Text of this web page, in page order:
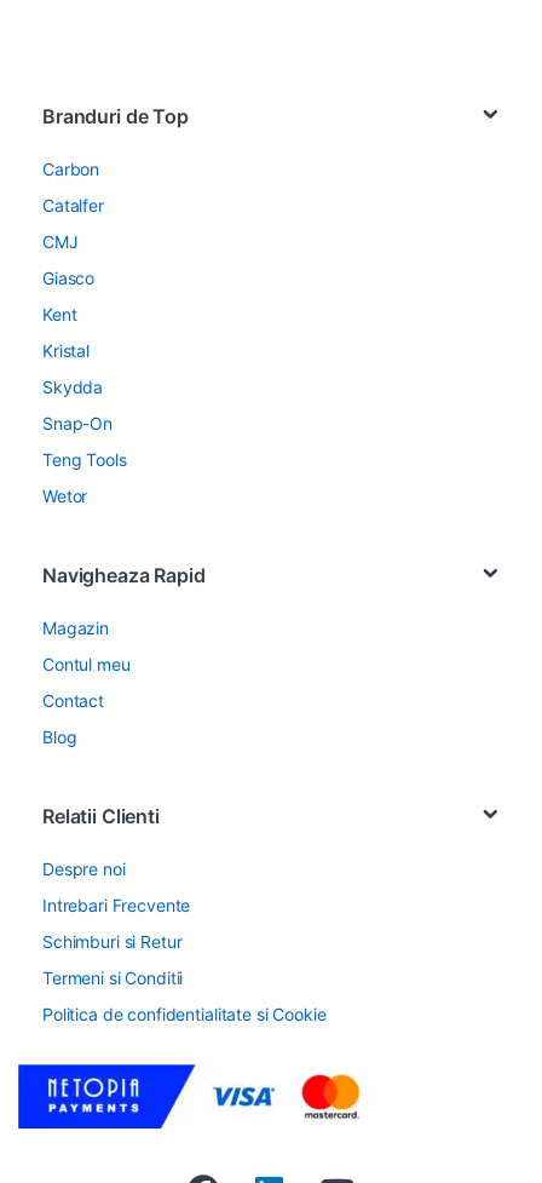
Branduri de Top
Carbon
Catalfer
CMJ
Giasco
Kent
Kristal
Skydda
Snap-On
Teng Tools
Wetor
Navigheaza Rapid
Magazin
Contul meu
Contact
Blog
Relatii Clienti
Despre noi
Intrebari Frecvente
Schimburi si Retur
Termeni si Conditii
Politica de confidentialitate si Cookie